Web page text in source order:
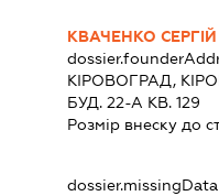
КВАЧЕНКО
КІРОВОГРАД,
БУД. 22-А КВ. 129
Розмір внеску до
dossier.missingData